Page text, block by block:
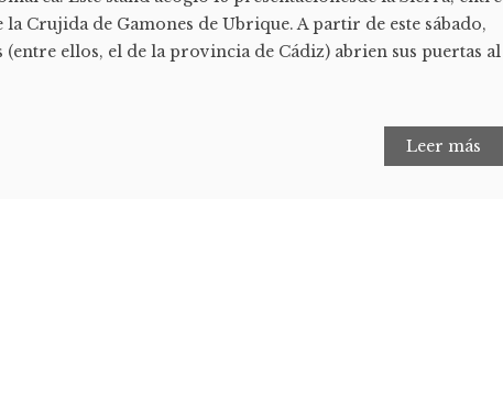
la Crujida de Gamones de Ubrique. A partir de este sábado,
(entre ellos, el de la provincia de Cádiz) abrien sus puertas al
Leer más